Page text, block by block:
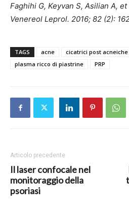
Faghihi G, Keyvan S, Asilian A,
Venereol Leprol. 2016; 82 (2):
TAGS acne cicatrici post acneiche
plasma ricco di piastrine
PRP
Articolo precedente
Il laser confocale nel
monitoraggio della
psoriasi